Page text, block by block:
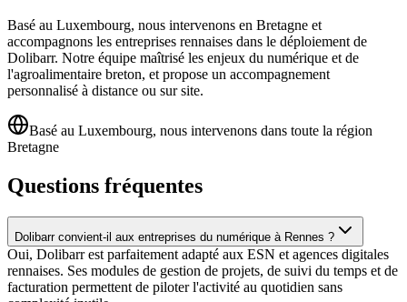
Basé au Luxembourg, nous intervenons en Bretagne et
accompagnons les entreprises rennaises dans le déploiement de
Dolibarr. Notre équipe maîtrisé les enjeux du numérique et de
l'agroalimentaire breton, et propose un accompagnement
personnalisé à distance ou sur site.
Basé au Luxembourg, nous intervenons dans toute la région
Bretagne
Questions fréquentes
Dolibarr convient-il aux entreprises du numérique à Rennes ?
Oui, Dolibarr est parfaitement adapté aux ESN et agences digitales
rennaises. Ses modules de gestion de projets, de suivi du temps et de
facturation permettent de piloter l'activité au quotidien sans